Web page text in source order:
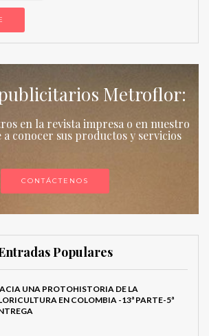
Metroflor:
en la revista impresa o en nuestro
a conocer sus productos y servicios
CONTÁCTENOS
Populares
UNA PROTOHISTORIA DE LA
EN COLOMBIA -13ª PARTE-5ª